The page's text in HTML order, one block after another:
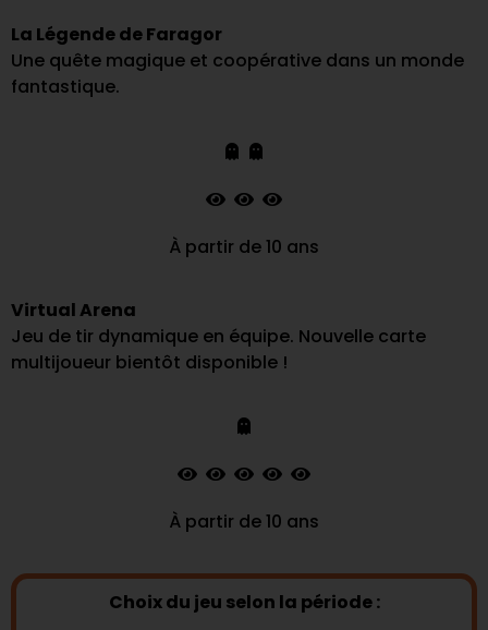
La Légende de Faragor
Une quête magique et coopérative dans un monde
fantastique.
À partir de 10 ans
Virtual Arena
Jeu de tir dynamique en équipe. Nouvelle carte
multijoueur bientôt disponible !
À partir de 10 ans
Choix du jeu selon la période :